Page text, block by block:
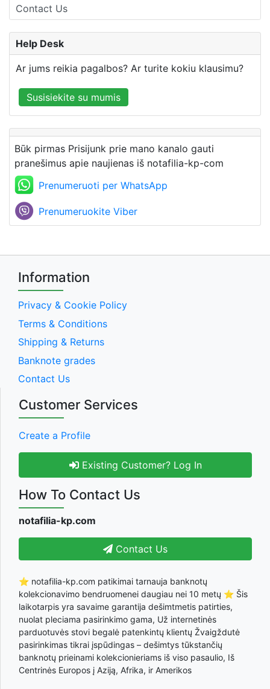
Contact Us
Help Desk
Ar jums reikia pagalbos? Ar turite kokiu klausimu?
Susisiekite su mumis
Būk pirmas Prisijunk prie mano kanalo gauti
pranešimus apie naujienas iš notafilia-kp-com
Prenumeruoti per WhatsApp
Prenumeruokite Viber
Information
Privacy & Cookie Policy
Terms & Conditions
Shipping & Returns
Banknote grades
Contact Us
Customer Services
Create a Profile
Existing Customer? Log In
How To Contact Us
notafilia-kp.com
Contact Us
⭐ notafilia-kp.com patikimai tarnauja banknotų
kolekcionavimo bendruomenei daugiau nei 10 metų ⭐ Šis
laikotarpis yra savaime garantija dešimtmetis patirties,
nuolat pleciama pasirinkimo gama, Už internetinės
parduotuvės stovi begalė patenkintų klientų Žvaigždutė
pasirinkimas tikrai įspūdingas – dešimtys tūkstančių
banknotų prieinami kolekcionieriams iš viso pasaulio, Iš
Centrinės Europos į Aziją, Afrika, ir Amerikos